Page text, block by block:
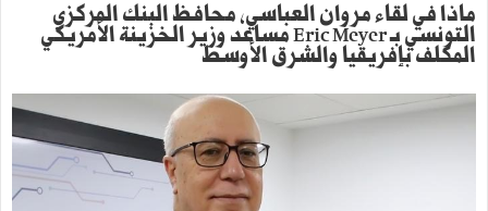
ماذا في لقاء مروان العباسي، محافظ البنك المركزي
التونسي بـ Eric Meyer مساعد وزير الخزينة الأمريكي
المكلف بإفريقيا والشرق الأوسط